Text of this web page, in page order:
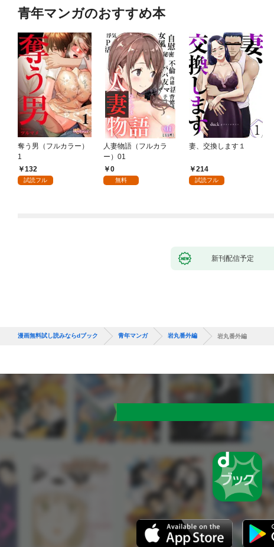
青年マンガのおすすめ本
奪う男（フルカラー）
1
132
試読フル
人妻物語（フルカラ
ー）01
0
無料
妻、交換します１
214
試読フル
新刊配信予定
漫画無料試し読みならdブック 青年マンガ 岩丸番外編 岩丸番外編